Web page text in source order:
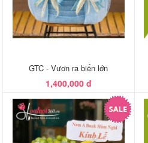
GTC - Vươn ra biển lớn
1,400,000 đ